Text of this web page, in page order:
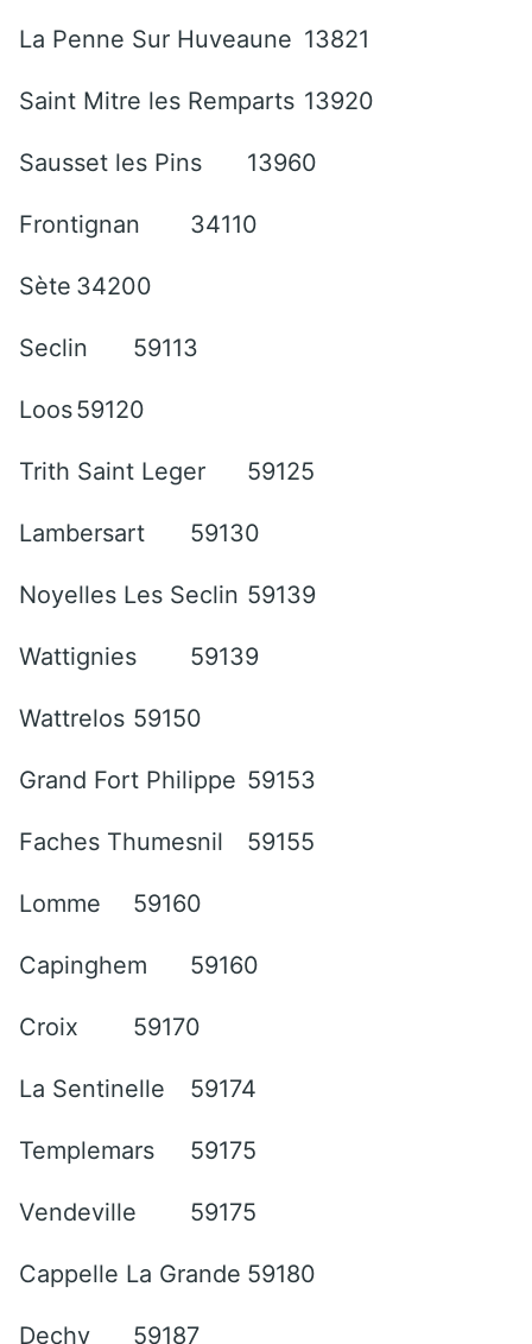
La Penne Sur Huveaune 13821
Saint Mitre les Remparts 13920
Sausset les Pins 13960
Frontignan 34110
Sète 34200
Seclin 59113
Loos59120
Trith Saint Leger 59125
Lambersart 59130
Noyelles Les Seclin 59139
Wattignies 59139
Wattrelos 59150
Grand Fort Philippe 59153
Faches Thumesnil 59155
Lomme 59160
Capinghem 59160
Croix 59170
La Sentinelle 59174
Templemars 59175
Vendeville 59175
Cappelle La Grande 59180
Dechy 59187